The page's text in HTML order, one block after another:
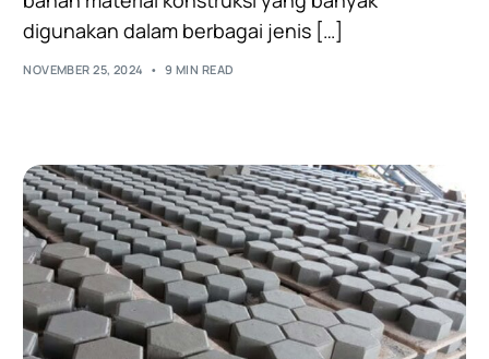
digunakan dalam berbagai jenis […]
NOVEMBER 25, 2024 9 MIN READ